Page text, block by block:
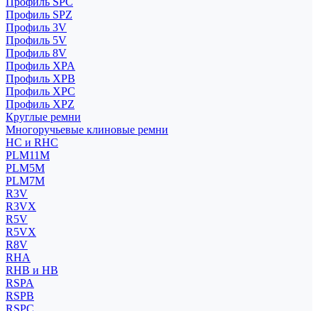
Профиль SPZ
Профиль 3V
Профиль 5V
Профиль 8V
Профиль XPA
Профиль XPB
Профиль XPC
Профиль XPZ
Круглые ремни
Многоручьевые клиновые ремни
HC и RHC
PLM11M
PLM5M
PLM7M
R3V
R3VX
R5V
R5VX
R8V
RHA
RHB и HB
RSPA
RSPB
RSPC